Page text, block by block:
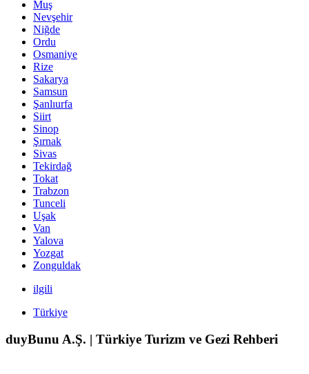
Muş
Nevşehir
Niğde
Ordu
Osmaniye
Rize
Sakarya
Samsun
Şanlıurfa
Siirt
Sinop
Şırnak
Sivas
Tekirdağ
Tokat
Trabzon
Tunceli
Uşak
Van
Yalova
Yozgat
Zonguldak
ilgili
Türkiye
duyBunu A.Ş. | Türkiye Turizm ve Gezi Rehberi